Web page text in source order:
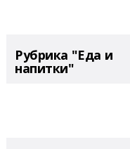
Рубрика "Еда и
напитки"